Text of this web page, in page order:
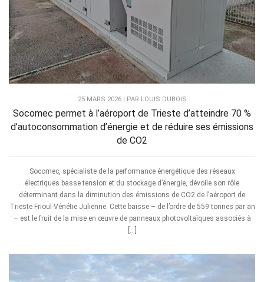
25 MARS 2026 | PAR LOUIS DUBOIS
Socomec permet à l’aéroport de Trieste d’atteindre 70 %
d’autoconsommation d’énergie et de réduire ses émissions
de CO2
Socomec, spécialiste de la performance énergétique des réseaux
électriques basse tension et du stockage d’énergie, dévoile son rôle
déterminant dans la diminution des émissions de CO2 de l’aéroport de
Trieste Frioul-Vénétie Julienne. Cette baisse – de l’ordre de 559 tonnes par an
– est le fruit de la mise en œuvre de panneaux photovoltaïques associés à
[…]